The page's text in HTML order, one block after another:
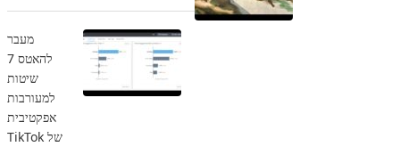
מעבר
להאטס 7
שיטות
למעורבות
אפקטיבית
של TikTok